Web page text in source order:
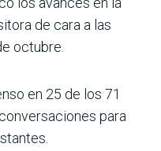
de cara a las
octubre.
en 25 de los 71
para